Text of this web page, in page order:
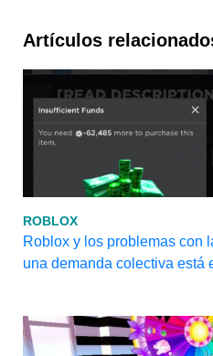
Artículos
ROBLOX
Roblox y los problemas con
una demanda colectiva está